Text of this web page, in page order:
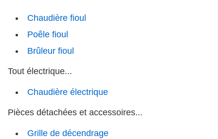
Chaudière fioul
Poêle fioul
Brûleur fioul
Tout électrique...
Chaudière électrique
Pièces détachées et accessoires...
Grille de décendrage